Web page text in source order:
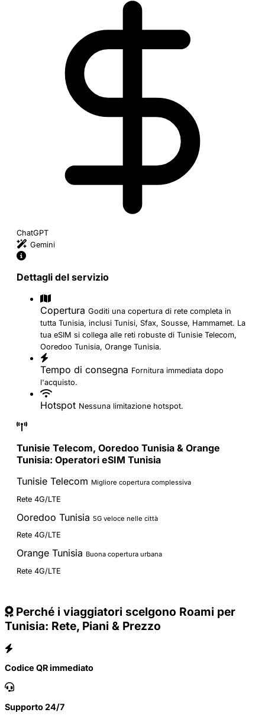
ChatGPT
Gemini
Dettagli del servizio
Copertura Goditi una copertura di rete completa in
tutta Tunisia, inclusi Tunisi, Sfax, Sousse, Hammamet. La
tua eSIM si collega alle reti robuste di Tunisie Telecom,
Ooredoo Tunisia, Orange Tunisia.
Tempo di consegna Fornitura immediata dopo
l'acquisto.
Hotspot Nessuna limitazione hotspot.
Tunisie Telecom, Ooredoo Tunisia & Orange
Tunisia: Operatori eSIM Tunisia
Tunisie Telecom Migliore copertura complessiva
Rete 4G/LTE
Ooredoo Tunisia 5G veloce nelle città
Rete 4G/LTE
Orange Tunisia Buona copertura urbana
Rete 4G/LTE
Perché i viaggiatori scelgono Roami per
Tunisia: Rete, Piani & Prezzo
Codice QR immediato
Supporto 24/7